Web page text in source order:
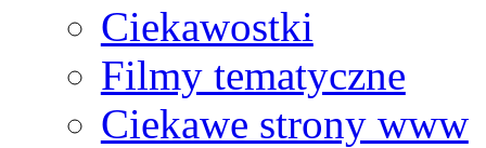
Ciekawostki
Filmy tematyczne
Ciekawe strony www